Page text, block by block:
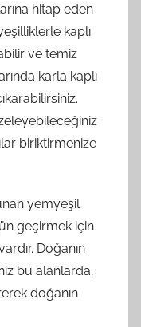
hitap eden
kaplı
ve temiz
karla kaplı
biriktirmenize
yemyeşil
geçirmek için
Doğanın
bu alanlarda,
doğanın